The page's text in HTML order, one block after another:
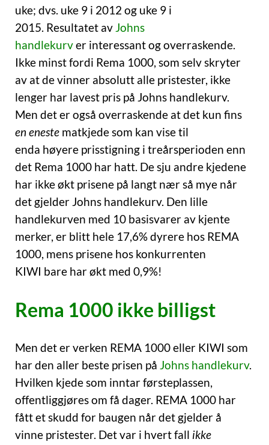
uke; dvs. uke 9 i 2012 og uke 9 i
2015. Resultatet av Johns
handlekurver interessant og overraskende.
Ikke minst fordi Rema 1000, som selv skryter
av at de vinner absolutt alle pristester, ikke
lenger har lavest pris på Johns handlekurv.
Men det er også overraskende at det kun fins
en eneste matkjede som kan vise til
enda høyere prisstigning i treårsperioden enn
det Rema 1000 har hatt. De sju andre kjedene
har ikke økt prisene på langt nær så mye når
det gjelder Johns handlekurv. Den lille
handlekurven med 10 basisvarer av kjente
merker, er blitt hele 17,6% dyrere hos REMA
1000, mens prisene hos konkurrenten
KIWI bare har økt med 0,9%!
Rema 1000 ikke billigst
Men det er verken REMA 1000 eller KIWI som
har den aller beste prisen på Johns handlekurv.
Hvilken kjede som inntar førsteplassen,
offentliggjøres om få dager. REMA 1000 har
fått et skudd for baugen når det gjelder å
vinne pristester. Det var i hvert fall ikke